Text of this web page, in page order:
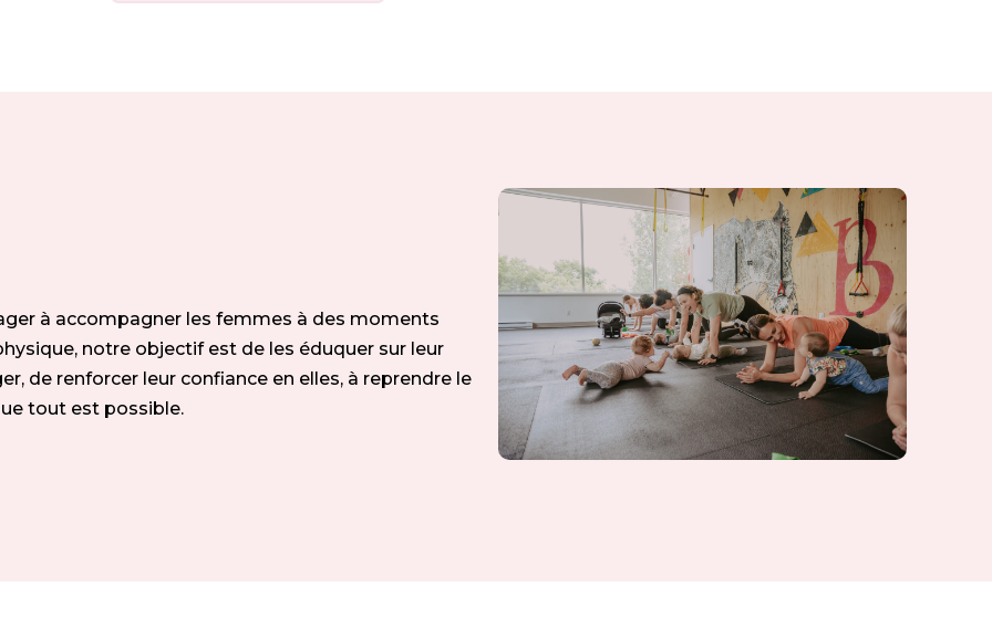
à accompagner les femmes à des moments
notre objectif est de les éduquer sur leur
de renforcer leur confiance en elles, à reprendre le
tout est possible.